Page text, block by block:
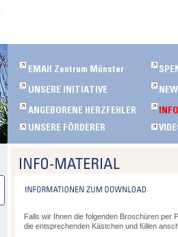
Falls wir Ihnen die folgenden Broschüren per
die entsprechenden Kästchen und füllen